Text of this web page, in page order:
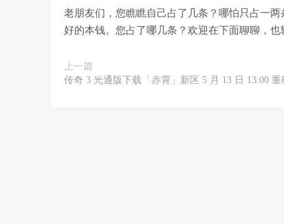
老朋友们，您瞧瞧自己占了几条？哪怕只占一两
好的本钱。您占了哪几条？ 欢迎在下面聊聊，也
上一篇
传奇 3 光通版下载「赤霄」新区 5 月 13 日 13:00 重